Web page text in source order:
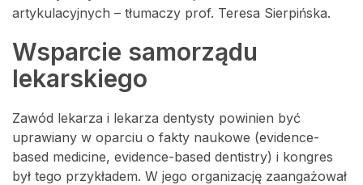
artykulacyjnych – tłumaczy prof. Teresa Sierpińska.
Wsparcie samorządu
lekarskiego
Zawód lekarza i lekarza dentysty powinien być
uprawiany w oparciu o fakty naukowe (evidence-
based medicine, evidence-based dentistry) i kongres
był tego przykładem. W jego organizację zaangażował